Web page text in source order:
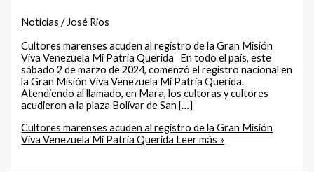
Noticias / José Rios
Cultores marenses acuden al registro de la Gran Misión
Viva Venezuela Mi Patria Querida En todo el país, este
sábado 2 de marzo de 2024, comenzó el registro nacional en
la Gran Misión Viva Venezuela Mi Patria Querida.
Atendiendo al llamado, en Mara, los cultoras y cultores
acudieron a la plaza Bolívar de San […]
Cultores marenses acuden al registro de la Gran Misión
Viva Venezuela Mi Patria Querida Leer más »